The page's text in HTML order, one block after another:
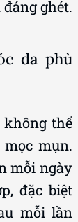
ghét.
da phù
không thể
mụn.
mỗi ngày
đặc biệt
mỗi lần